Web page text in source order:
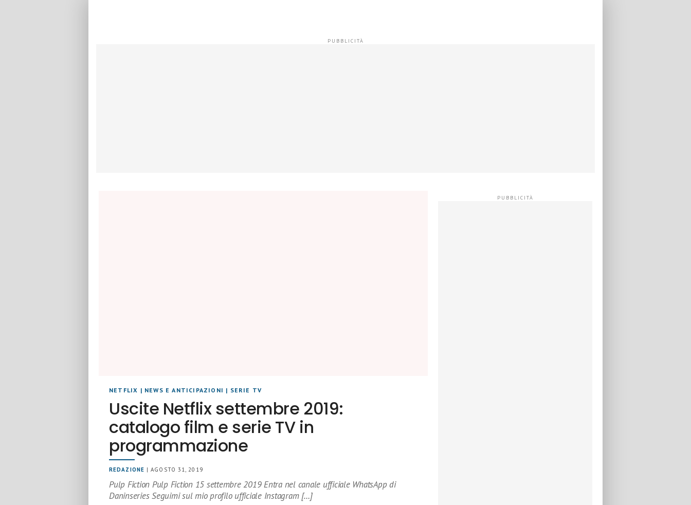
NETFLIX | NEWS E ANTICIPAZIONI | SERIE TV
Uscite Netflix settembre 2019:
catalogo film e serie TV in
programmazione
REDAZIONE | AGOSTO 31, 2019
Pulp Fiction Pulp Fiction 15 settembre 2019 Entra nel canale ufficiale WhatsApp di
Daninseries Seguimi sul mio profilo ufficiale Instagram […]